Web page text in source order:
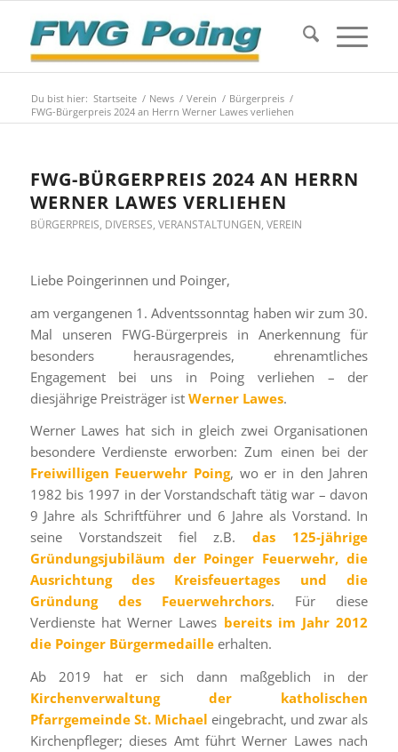
Du bist hier: Startseite / News / Verein / Bürgerpreis /
FWG-Bürgerpreis 2024 an Herrn Werner Lawes verliehen
FWG-BÜRGERPREIS 2024 AN HERRN
WERNER LAWES VERLIEHEN
BÜRGERPREIS, DIVERSES, VERANSTALTUNGEN, VEREIN
Liebe Poingerinnen und Poinger,
am vergangenen 1. Adventssonntag haben wir zum 30.
Mal unseren FWG-Bürgerpreis in Anerkennung für
besonders herausragendes, ehrenamtliches
Engagement bei uns in Poing verliehen – der
diesjährige Preisträger ist Werner Lawes.
Werner Lawes hat sich in gleich zwei Organisationen
besondere Verdienste erworben: Zum einen bei der
Freiwilligen Feuerwehr Poing, wo er in den Jahren
1982 bis 1997 in der Vorstandschaft tätig war – davon
9 Jahre als Schriftführer und 6 Jahre als Vorstand. In
seine Vorstandszeit fiel z.B.das 125-jährige
Gründungsjubiläum der Poinger Feuerwehr, die
Ausrichtung des Kreisfeuertages und die
Gründung des Feuerwehrchors. Für diese
Verdienste hat Werner Lawes bereits im Jahr 2012
die Poinger Bürgermedailleerhalten.
Ab 2019 hat er sich dann maßgeblich in der
Kirchenverwaltung der katholischen
Pfarrgemeinde St. Michael eingebracht, und zwar als
Kirchenpfleger; dieses Amt führt Werner Lawes nach